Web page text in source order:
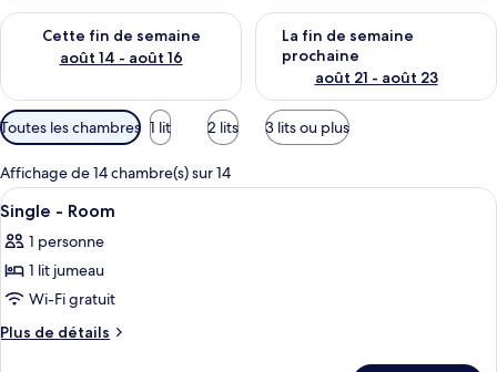
Cette fin de semaine
août 14 - août 16
Vérifier la disponibilité pour cette fin de semaine août 14 -
La fin de semaine
prochaine
août 21 - août 23
Vérifier la disponibilité pour
Filtres
disponibles
pour
les
chambres
Toutes les chambres 1 lit 2 lits 3 lits ou plus
Affichage de 14 chambre(s) sur 14
Afficher
toutes
les
photos
pour
ce
Une chambre d’hôtel avec un lit,
6
Single - Room
1 personne
1 lit jumeau
Wi-Fi gratuit
Plus de détails
Plus